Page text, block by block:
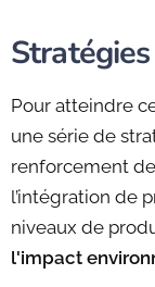
Pour atteindre
une série de
renforcement
l’intégration de
niveaux de
l'impact